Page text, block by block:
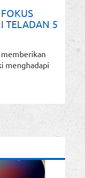
TELADAN 5
menghadapi